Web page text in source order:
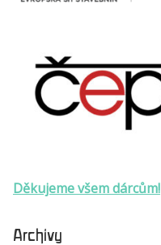
Děkujeme všem dárcům!
Archivy